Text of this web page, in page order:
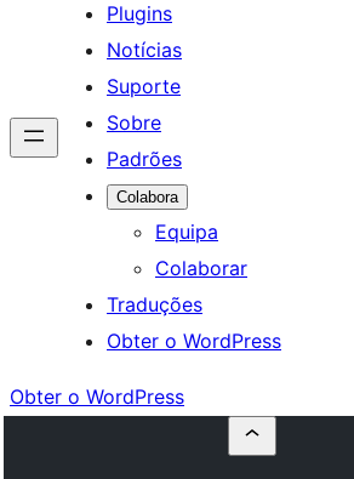
Plugins
Notícias
Suporte
Sobre
Padrões
Colabora
Equipa
Colaborar
Traduções
Obter o WordPress
Obter o WordPress